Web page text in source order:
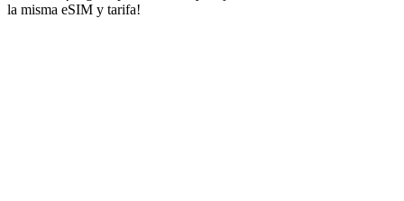
la misma eSIM y tarifa!